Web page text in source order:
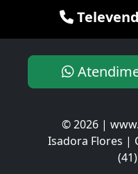
© 2026 |
Isadora Flores |